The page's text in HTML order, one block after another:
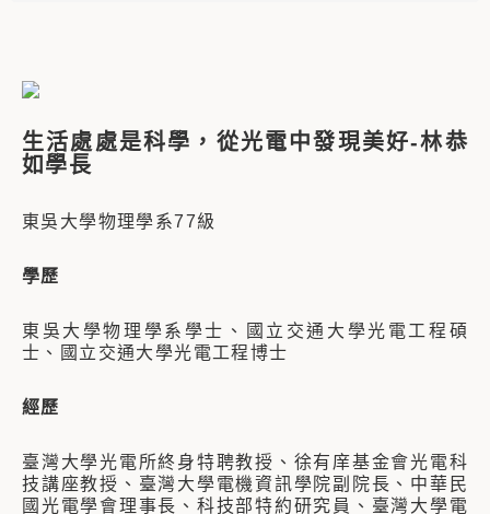
生活處處是科學，從光電中發現美好-林恭
如學長
東吳大學物理學系77級
學歷
東吳大學物理學系學士、國立交通大學光電工程碩
士 、國立交通大學光電工程博士
經歷
臺灣大學光電所終身特聘教授、徐有庠基金會光電科
技講座教授 、臺灣大學電機資訊學院副院長 、中華民
國光電學會理事長、科技部特約研究員、臺灣大學電